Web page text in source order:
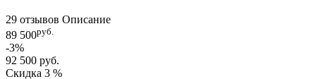
29 отзывов Описание
89 500руб.
-3%
92 500 руб.
Скидка 3 %